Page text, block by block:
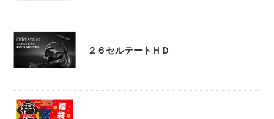
２６セルテートＨＤ